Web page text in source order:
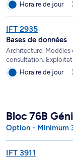
Horaire de jour
IFT 2935
Bases de données
Architecture. Modèles
consultation.
Horaire de jour
Bloc 76B
Option - Minimum
IFT 3911